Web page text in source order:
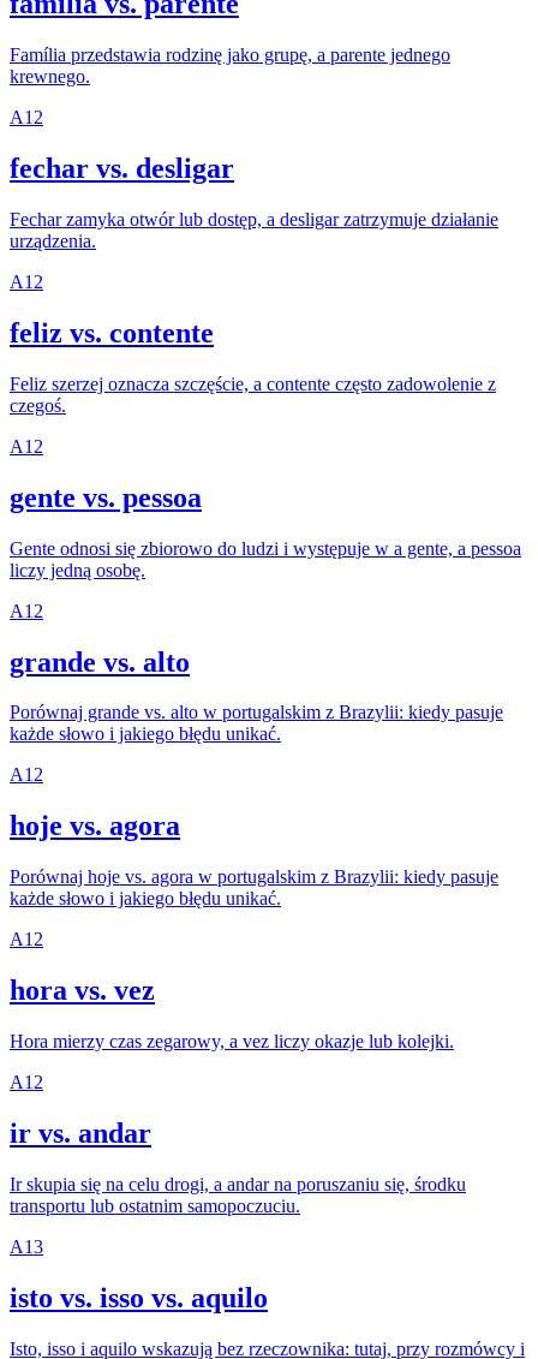
Família przedstawia rodzinę jako grupę, a parente jednego
krewnego.
A1 2
fechar vs. desligar
Fechar zamyka otwór lub dostęp, a desligar zatrzymuje działanie
urządzenia.
A1 2
feliz vs. contente
Feliz szerzej oznacza szczęście, a contente często zadowolenie z
czegoś.
A1 2
gente vs. pessoa
Gente odnosi się zbiorowo do ludzi i występuje w a gente, a pessoa
liczy jedną osobę.
A1 2
grande vs. alto
Porównaj grande vs. alto w portugalskim z Brazylii: kiedy pasuje
każde słowo i jakiego błędu unikać.
A12
hoje vs. agora
Porównaj hoje vs. agora w portugalskim z Brazylii: kiedy pasuje
każde słowo i jakiego błędu unikać.
A1 2
hora vs. vez
Hora mierzy czas zegarowy, a vez liczy okazje lub kolejki.
A1 2
ir vs. andar
Ir skupia się na celu drogi, a andar na poruszaniu się, środku
transportu lub ostatnim samopoczuciu.
A13
isto vs. isso vs. aquilo
Isto, isso i aquilo wskazują bez rzeczownika: tutaj, przy rozmówcy i